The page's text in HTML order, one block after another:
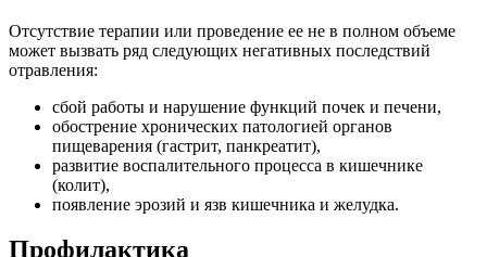
Отсутствие терапии или проведение ее не в полном объеме
может вызвать ряд следующих негативных последствий
отравления:
сбой работы и нарушение функций почек и печени,
обострение хронических патологией органов
пищеварения (гастрит, панкреатит),
развитие воспалительного процесса в кишечнике
(колит),
появление эрозий и язв кишечника и желудка.
Профилактика